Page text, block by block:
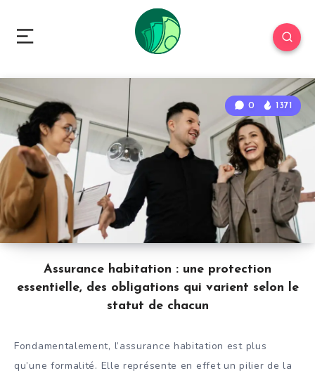
Assurance habitation : une protection
essentielle, des obligations qui varient selon le
statut de chacun
0 1371
Fondamentalement, l’assurance habitation est plus
qu’une formalité. Elle représente en effet un pilier de la